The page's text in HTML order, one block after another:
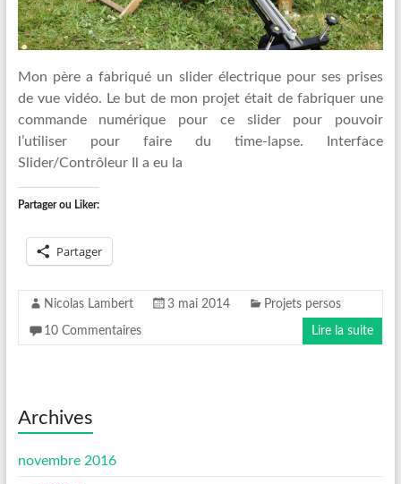
Mon père a fabriqué un slider électrique pour ses prises
de vue vidéo. Le but de mon projet était de fabriquer une
commande numérique pour ce slider pour pouvoir
l’utiliser pour faire du time-lapse. Interface
Slider/Contrôleur Il a eu la
Partager ou Liker:
Partager
Nicolas Lambert 3 mai 2014 Projets persos
10 Commentaires Lire la suite
Archives
novembre 2016